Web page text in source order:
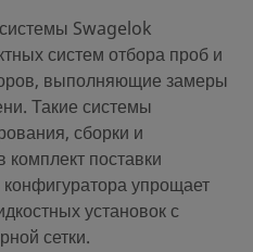
Swagelok
систем отбора проб и
выполняющие замеры
Такие системы
сборки и
поставки
упрощает
установок с
сетки.